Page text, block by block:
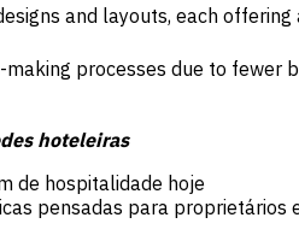
and layouts, each offering
making processes due to fewer
hoteleiras
de hospitalidade hoje
pensadas para proprietários